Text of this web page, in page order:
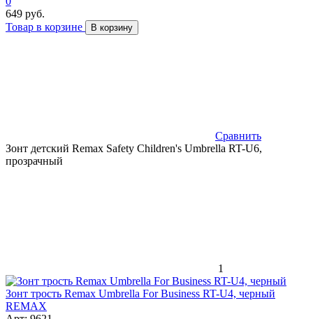
649 руб.
Товар в корзине
В корзину
Сравнить
Зонт детский Remax Safety Children's Umbrella RT-U6,
прозрачный
1
Зонт трость Remax Umbrella For Business RT-U4, черный
REMAX